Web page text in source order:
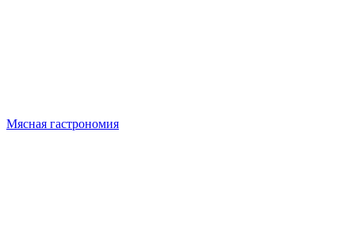
Мясная гастрономия